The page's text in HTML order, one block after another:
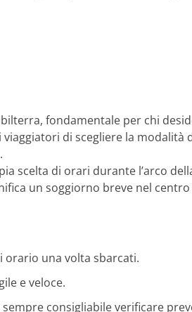
fondamentale per chi
di scegliere la modalità
scelta di orari durante l’arco
un soggiorno breve nel centro
orario una volta sbarcati.
e veloce.
consigliabile verificare